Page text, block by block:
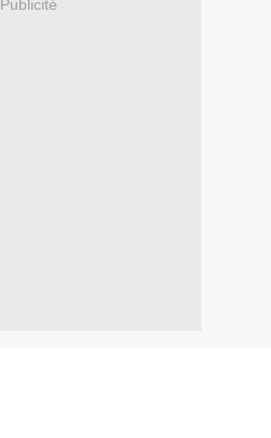
Publicité